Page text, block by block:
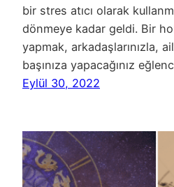
bir stres atıcı olarak
dönmeye kadar geldi. Bir
yapmak, arkadaşlarınızla,
başınıza yapacağınız
Eylül 30, 2022